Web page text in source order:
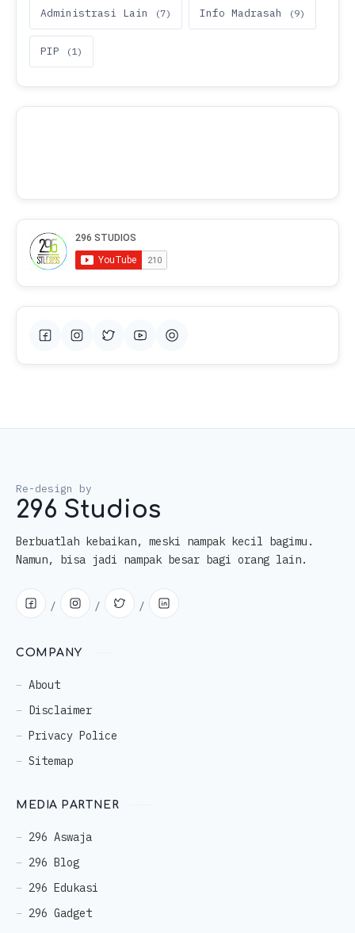
Administrasi Lain Info Madrasah
PIP
296 Studios
Berbuatlah kebaikan, meski nampak kecil bagimu.
Namun, bisa jadi nampak besar bagi orang lain.
COMPANY
About
Disclaimer
Privacy Police
Sitemap
MEDIA PARTNER
296 Aswaja
296 Blog
296 Edukasi
296 Gadget